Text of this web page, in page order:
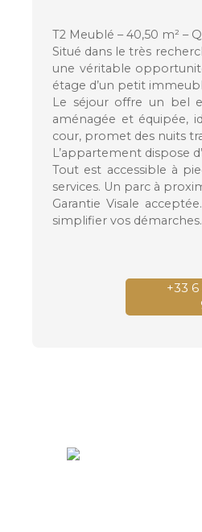
T2 Meublé – 40,50 m² –
Situé dans le très
une véritable
étage d’un petit
Le séjour offre un bel
aménagée et équipée,
cour, promet des nuits
L’appartement dispose
Tout est accessible à
services. Un parc à
Garantie Visale
simplifier vos démarches.
+33 6